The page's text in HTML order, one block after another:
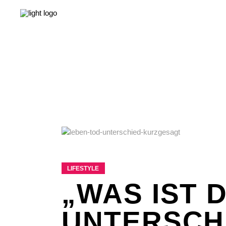
LIFESTYLE
„WAS IST